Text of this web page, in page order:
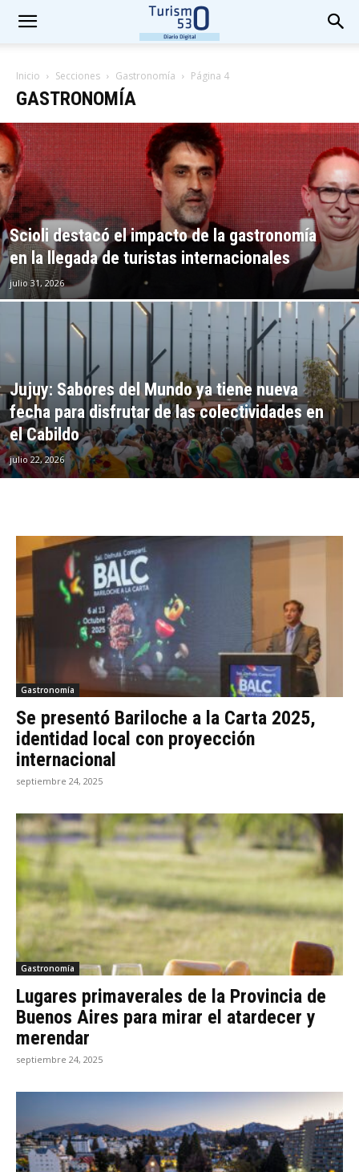
Inicio Secciones Gastronomía Página 4
GASTRONOMÍA
Scioli destacó el impacto de la gastronomía
en la llegada de turistas internacionales
julio 31, 2026
Jujuy: Sabores del Mundo ya tiene nueva
fecha para disfrutar de las colectividades en
el Cabildo
julio 22, 2026
Gastronomía
Se presentó Bariloche a la Carta 2025,
identidad local con proyección
internacional
septiembre 24, 2025
Gastronomía
Lugares primaverales de la Provincia de
Buenos Aires para mirar el atardecer y
merendar
septiembre 24, 2025